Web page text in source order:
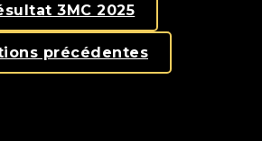
3MC 2025
précédentes